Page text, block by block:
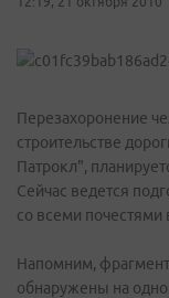
Перезахоронение
строительстве
Патрокл",
Сейчас ведется
со всеми почестями
Напомним,
обнаружены на